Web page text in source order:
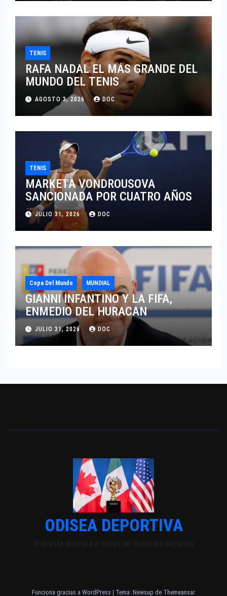
TENIS
RAFA NADAL EL MÁS GRANDE DEL
MUNDO DEL TENIS
AGOSTO 3, 2026 DOC
TENIS
MARKETA VONDROUSOVA
SANCIONADA POR CUATRO AÑOS
JULIO 31, 2026 DOC
Copa Del Mundo MUNDIAL
GIANNI INFANTINO Y LA FIFA,
ENMEDIO DEL HURACAN
JULIO 31, 2026 DOC
ODISEA DEPORTIVA
Vive esta aventura a través de todos los deportes
Funciona gracias a WordPress | Tema: Newsup de Themeansar